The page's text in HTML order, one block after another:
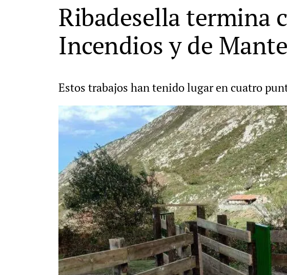
Ribadesella termina
Incendios y de
Estos trabajos han tenido lugar en cuatro